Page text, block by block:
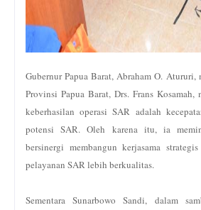
Gubernur Papua Barat, Abraham O.
Provinsi Papua Barat, Drs. Frans
keberhasilan operasi SAR adalah
potensi SAR. Oleh karena itu, ia
bersinergi membangun kerjasama
pelayanan SAR lebih berkualitas.
Sementara Sunarbowo Sandi, dalam